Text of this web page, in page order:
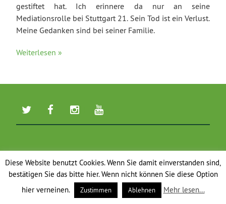
gestiftet hat. Ich erinnere da nur an seine
Mediationsrolle bei Stuttgart 21. Sein Tod ist ein Verlust.
Meine Gedanken sind bei seiner Familie.
Weiterlesen »
Diese Website benutzt Cookies. Wenn Sie damit einverstanden sind,
bestätigen Sie das bitte hier. Wenn nicht können Sie diese Option
hier verneinen.
Zustimmen Ablehnen Mehr lesen...